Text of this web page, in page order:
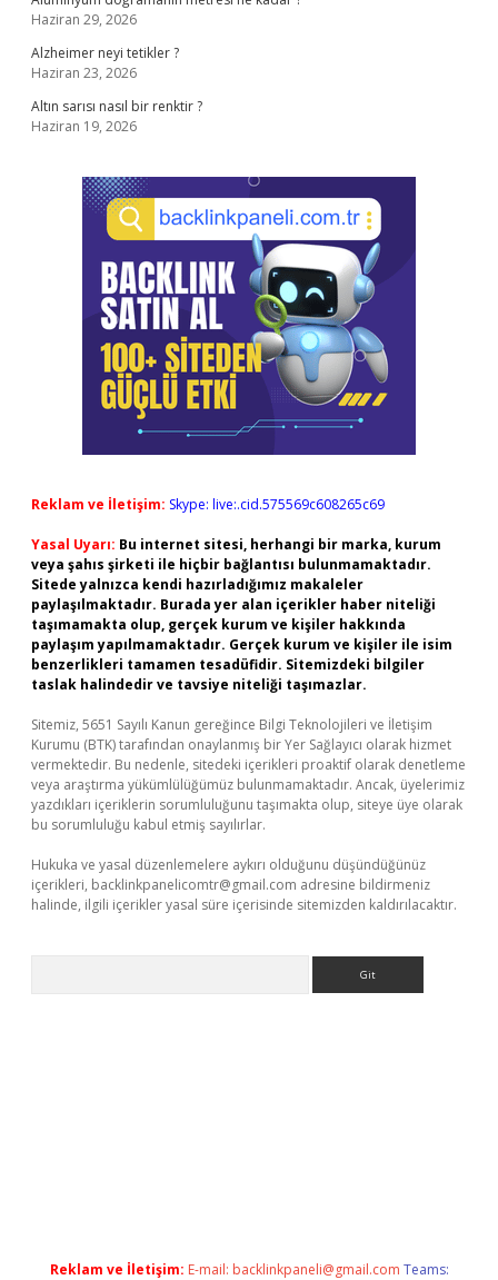
Haziran 29, 2026
Alzheimer neyi tetikler ?
Haziran 23, 2026
Altın sarısı nasıl bir renktir ?
Haziran 19, 2026
Reklam ve İletişim: Skype: live:.cid.575569c608265c69
Yasal Uyarı: Bu internet sitesi, herhangi bir marka, kurum
veya şahıs şirketi ile hiçbir bağlantısı bulunmamaktadır.
Sitede yalnızca kendi hazırladığımız makaleler
paylaşılmaktadır. Burada yer alan içerikler haber niteliği
taşımamakta olup, gerçek kurum ve kişiler hakkında
paylaşım yapılmamaktadır. Gerçek kurum ve kişiler ile isim
benzerlikleri tamamen tesadüfidir. Sitemizdeki bilgiler
taslak halindedir ve tavsiye niteliği taşımazlar.
Sitemiz, 5651 Sayılı Kanun gereğince Bilgi Teknolojileri ve İletişim
Kurumu (BTK) tarafından onaylanmış bir Yer Sağlayıcı olarak hizmet
vermektedir. Bu nedenle, sitedeki içerikleri proaktif olarak denetleme
veya araştırma yükümlülüğümüz bulunmamaktadır. Ancak, üyelerimiz
yazdıkları içeriklerin sorumluluğunu taşımakta olup, siteye üye olarak
bu sorumluluğu kabul etmiş sayılırlar.
Hukuka ve yasal düzenlemelere aykırı olduğunu düşündüğünüz
içerikleri, backlinkpanelicomtr@gmail.com adresine bildirmeniz
halinde, ilgili içerikler yasal süre içerisinde sitemizden kaldırılacaktır.
Reklam ve İletişim: E-mail: backlinkpaneli@gmail.com Teams: